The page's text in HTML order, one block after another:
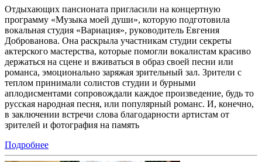
Отдыхающих пансионата пригласили на концертную
программу «Музыка моей души», которую подготовила
вокальная студия «Вариация», руководитель Евгения
Доброванова. Она раскрыла участникам студии секреты
актерского мастерства, которые помогли вокалистам красиво
держаться на сцене и вживаться в образ своей песни или
романса, эмоционально заряжая зрительный зал. Зрители с
теплом принимали солистов студии и бурными
аплодисментами сопровождали каждое произведение, будь то
русская народная песня, или популярный романс. И, конечно,
в заключении встречи слова благодарности артистам от
зрителей и фотография на память
Подробнее